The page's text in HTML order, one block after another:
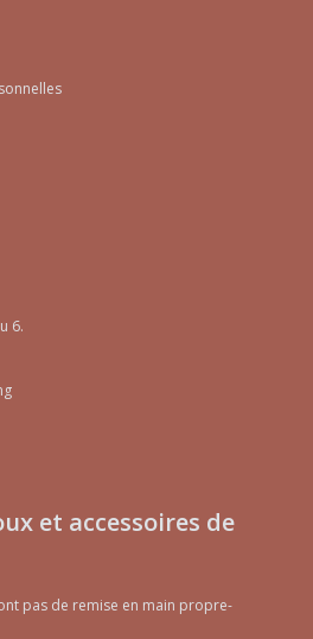
6.
et accessoires de
pas de remise en main propre-